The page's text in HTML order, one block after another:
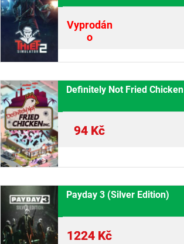
Vyprodán
o
Definitely Not Fried Chicken
94 Kč
Payday 3 (Silver Edition)
1224 Kč